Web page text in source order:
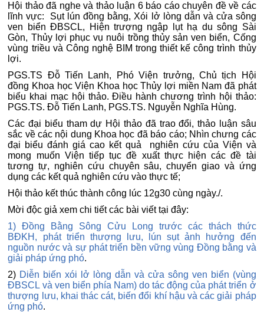
Hội thảo đã nghe và thảo luận 6 báo cáo chuyên đề về các
lĩnh vực: Sụt lún đồng bằng, Xói lở lòng dẫn và cửa sông
ven biển ĐBSCL, Hiện trượng ngập lụt hạ du sông Sài
Gòn, Thủy lợi phục vụ nuôi trồng thủy sản ven biển, Cống
vùng triều và Công nghệ BIM trong thiết kế công trình thủy
lợi.
PGS.TS Đỗ Tiến Lanh, Phó Viện trưởng, Chủ tịch Hội
đồng Khoa học Viện Khoa học Thủy lợi miền Nam đã phát
biểu khai mạc hội thảo. Điều hành chương trình hội thảo:
PGS.TS. Đỗ Tiến Lanh, PGS.TS. Nguyễn Nghĩa Hùng.
Các đại biểu tham dự Hội thảo đã trao đổi, thảo luận sâu
sắc về các nội dung Khoa học đã báo cáo; Nhìn chưng các
đại biểu đánh giá cao kết quả nghiên cứu của Viện và
mong muốn Viện tiếp tục đề xuất thực hiện các đề tài
tương tự, nghiên cứu chuyên sâu, chuyển giao và ứng
dụng các kết quả nghiên cứu vào thực tế;
Hội thảo kết thúc thành công lúc 12g30 cùng ngày./.
Mời độc giả xem chi tiết các bài viết tại đây:
1) Đồng Bằng Sông Cửu Long trước các thách thức
BĐKH, phát triển thượng lưu, lún sụt ảnh hưởng đến
nguồn nước và sự phát triển bền vững vùng Đồng bằng và
giải pháp ứng phó.
2) Diễn biến xói lở lòng dẫn và cửa sông ven biển (vùng
ĐBSCL và ven biển phía Nam) do tác động của phát triển ở
thượng lưu, khai thác cát, biến đổi khí hậu và các giải pháp
ứng phó.